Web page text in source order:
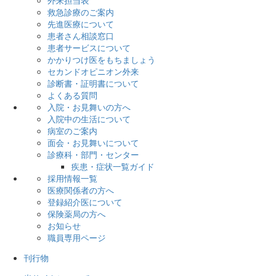
救急診療のご案内
先進医療について
患者さん相談窓口
患者サービスについて
かかりつけ医をもちましょう
セカンドオピニオン外来
診断書・証明書について
よくある質問
入院・お見舞いの方へ
入院中の生活について
病室のご案内
面会・お見舞いについて
診療科・部門・センター
疾患・症状一覧ガイド
採用情報一覧
医療関係者の方へ
登録紹介医について
保険薬局の方へ
お知らせ
職員専用ページ
刊行物